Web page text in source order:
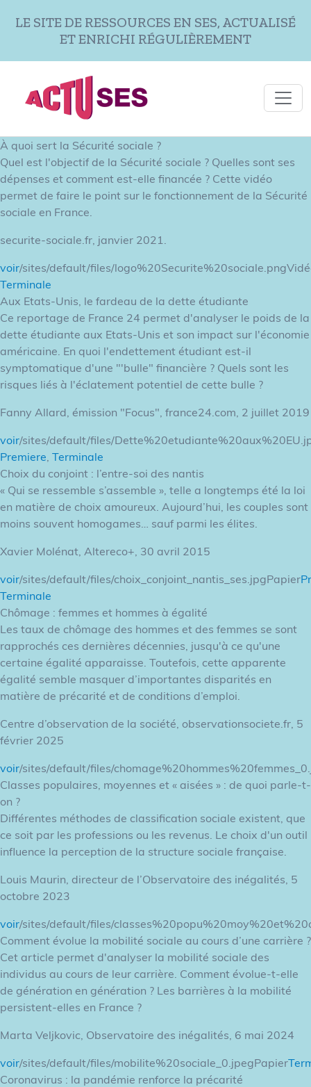
LE SITE DE RESSOURCES EN SES, ACTUALISÉ
ET ENRICHI RÉGULIÈREMENT
À quoi sert la Sécurité sociale ?
Quel est l'objectif de la Sécurité sociale ? Quelles sont ses
dépenses et comment est-elle financée ? Cette vidéo
permet de faire le point sur le fonctionnement de la Sécurité
sociale en France.
securite-sociale.fr, janvier 2021.
voir/sites/default/files/
Terminale
Aux Etats-Unis, le fardeau de la dette étudiante
Ce reportage de France 24 permet d'analyser le poids de la
dette étudiante aux Etats-Unis et son impact sur l'économie
américaine. En quoi l'endettement étudiant est-il
symptomatique d'une "'bulle" financière ? Quels sont les
risques liés à l'éclatement potentiel de cette bulle ?
Fanny Allard, émission "Focus", france24.com, 2 juillet 2019
voir/sites/default/files/
Premiere, Terminale
Choix du conjoint : l’entre-soi des nantis
« Qui se ressemble s’assemble », telle a longtemps été la loi
en matière de choix amoureux. Aujourd’hui, les couples sont
moins souvent homogames… sauf parmi les élites.
Xavier Molénat, Altereco+, 30 avril 2015
voir/sites/default/files/choix_conjoint_nantis_ses.jpgPapier
Terminale
Chômage : femmes et hommes à égalité
Les taux de chômage des hommes et des femmes se sont
rapprochés ces dernières décennies, jusqu'à ce qu'une
certaine égalité apparaisse. Toutefois, cette apparente
égalité semble masquer d’importantes disparités en
matière de précarité et de conditions d’emploi.
Centre d’observation de la société, observationsociete.fr, 5
février 2025
voir/sites/default/files/
Classes populaires, moyennes et « aisées » : de quoi parle-t-
on ?
Différentes méthodes de classification sociale existent, que
ce soit par les professions ou les revenus. Le choix d'un outil
influence la perception de la structure sociale française.
Louis Maurin, directeur de l’Observatoire des inégalités, 5
octobre 2023
voir/sites/default/files/
Comment évolue la mobilité sociale au cours d’une carrière ?
Cet article permet d'analyser la mobilité sociale des
individus au cours de leur carrière. Comment évolue-t-elle
de génération en génération ? Les barrières à la mobilité
persistent-elles en France ?
Marta Veljkovic, Observatoire des inégalités, 6 mai 2024
voir/sites/default/files/mobilite%20sociale_0.jpegPapier
Coronavirus : la pandémie renforce la précarité